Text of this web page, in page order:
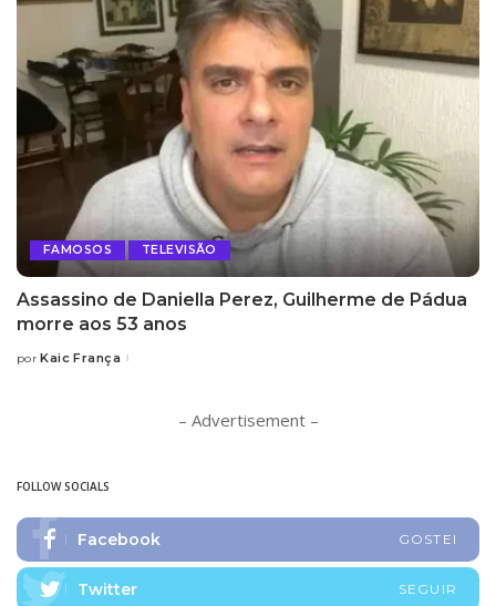
FAMOSOS TELEVISÃO
Assassino de Daniella Perez, Guilherme de Pádua
morre aos 53 anos
Posted
por Kaic França
– Advertisement –
FOLLOW SOCIALS
Facebook GOSTEI
Twitter SEGUIR